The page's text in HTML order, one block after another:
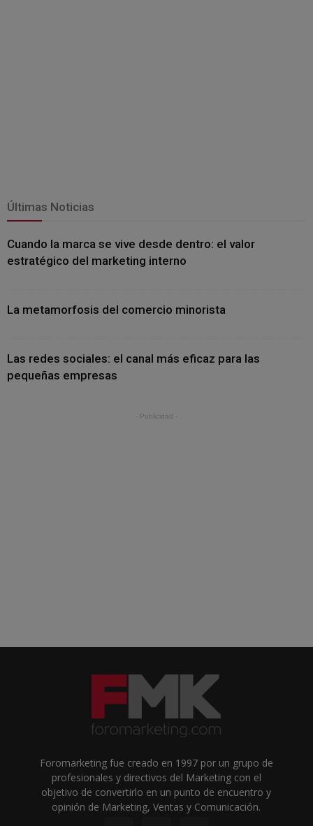
Últimas Noticias
Cuando la marca se vive desde dentro: el valor
estratégico del marketing interno
La metamorfosis del comercio minorista
Las redes sociales: el canal más eficaz para las
pequeñas empresas
- Publicidad -
Foromarketing fue creado en 1997 por un grupo de
profesionales y directivos del Marketing con el
objetivo de convertirlo en un punto de encuentro y
opinión de Marketing, Ventas y Comunicación.